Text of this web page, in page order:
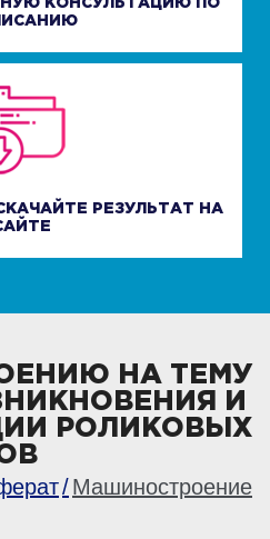
КОНСУЛЬТАЦИЮ ПО
РЕЗУЛЬТАТ НА
НА ТЕМУ
И
РОЛИКОВЫХ
Машиностроение